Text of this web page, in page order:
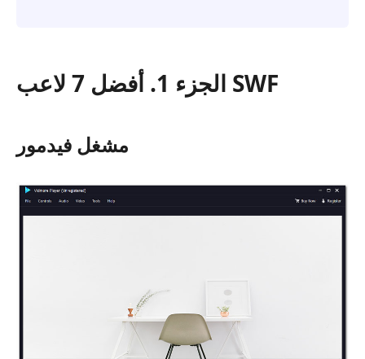
الجزء 1. أفضل 7 لاعب SWF
مشغل فيدمور